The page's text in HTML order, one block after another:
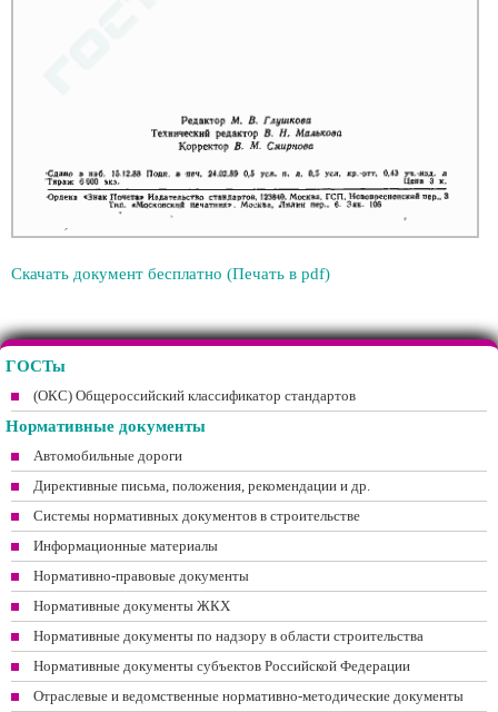
Скачать документ бесплатно (Печать в pdf)
ГОСТы
(ОКС) Общероссийский классификатор стандартов
Нормативные документы
Автомобильные дороги
Директивные письма, положения, рекомендации и др.
Системы нормативных документов в строительстве
Информационные материалы
Нормативно-правовые документы
Нормативные документы ЖКХ
Нормативные документы по надзору в области строительства
Нормативные документы субъектов Российской Федерации
Отраслевые и ведомственные нормативно-методические документы